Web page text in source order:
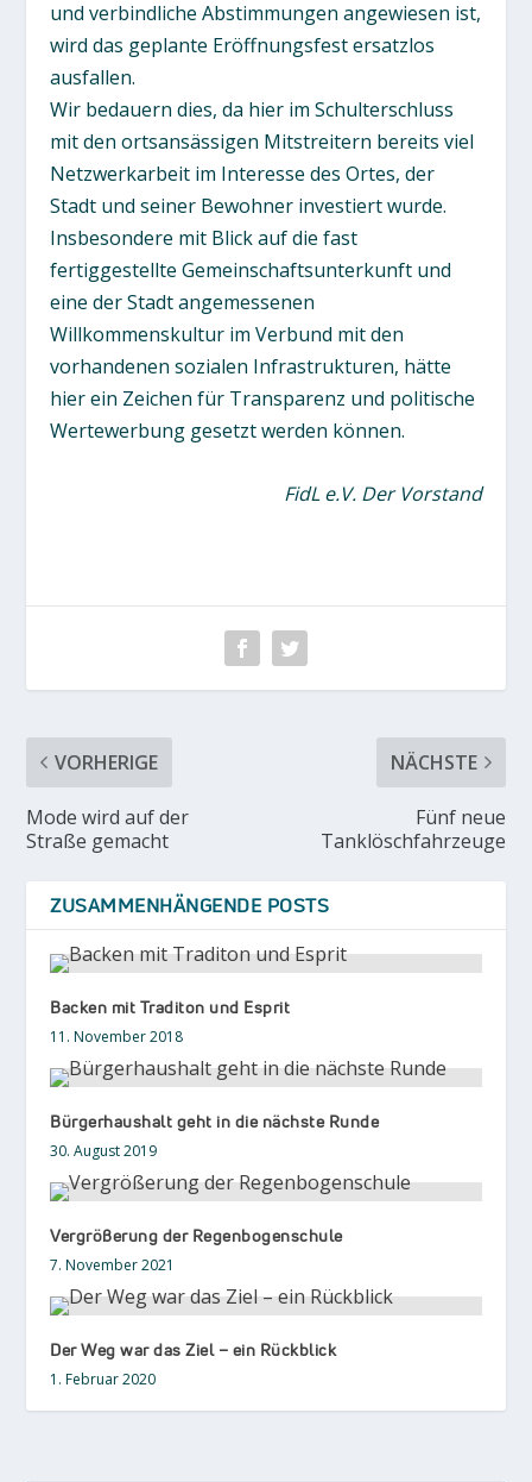
und verbindliche Abstimmungen angewiesen ist,
wird das geplante Eröffnungsfest ersatzlos
ausfallen.
Wir bedauern dies, da hier im Schulterschluss
mit den ortsansässigen Mitstreitern bereits viel
Netzwerkarbeit im Interesse des Ortes, der
Stadt und seiner Bewohner investiert wurde.
Insbesondere mit Blick auf die fast
fertiggestellte Gemeinschaftsunterkunft und
eine der Stadt angemessenen
Willkommenskultur im Verbund mit den
vorhandenen sozialen Infrastrukturen, hätte
hier ein Zeichen für Transparenz und politische
Wertewerbung gesetzt werden können.
FidL e.V. Der Vorstand
VORHERIGE
Mode wird auf der
Straße gemacht
NÄCHSTE
Fünf neue
Tanklöschfahrzeuge
ZUSAMMENHÄNGENDE POSTS
Backen mit Traditon und Esprit
11. November 2018
Bürgerhaushalt geht in die nächste Runde
30. August 2019
Vergrößerung der Regenbogenschule
7. November 2021
Der Weg war das Ziel – ein Rückblick
1. Februar 2020